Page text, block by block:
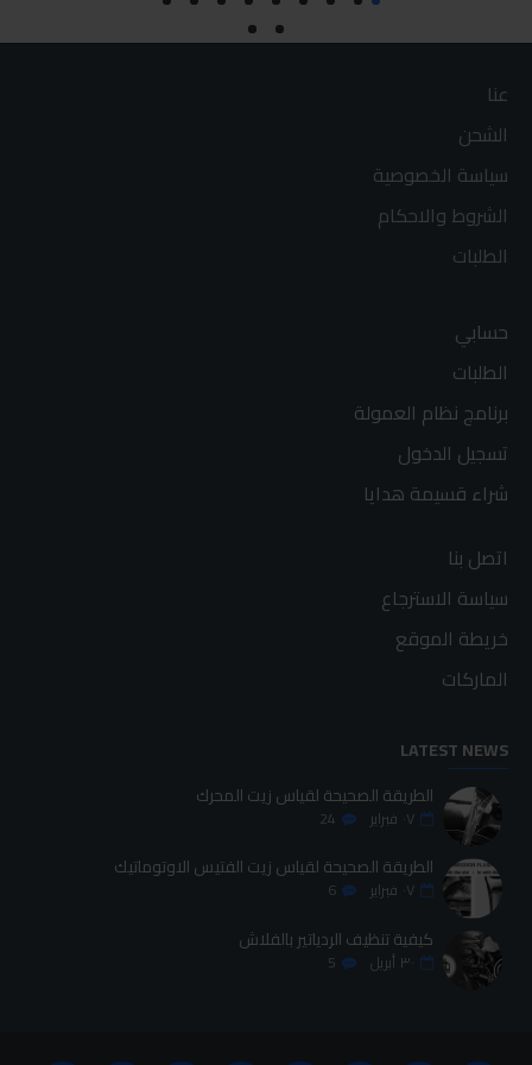
عنا
الشحن
سياسة الخصوصية
الشروط والاحكام
الطلبات
حسابي
الطلبات
برنامج نظام العمولة
تسجيل الدخول
شراء قسيمة هدايا
اتصل بنا
سياسة الاسترجاع
خريطة الموقع
الماركات
LATEST NEWS
الطريقة الصحيحة لقياس زيت المحرك
٠٧ فبراير 24
الطريقة الصحيحة لقياس زيت الفتيس الاوتوماتيك
٠٧ فبراير 6
كيفية تنظيف الردياتير بالفلاش
٣٠ أبريل 5